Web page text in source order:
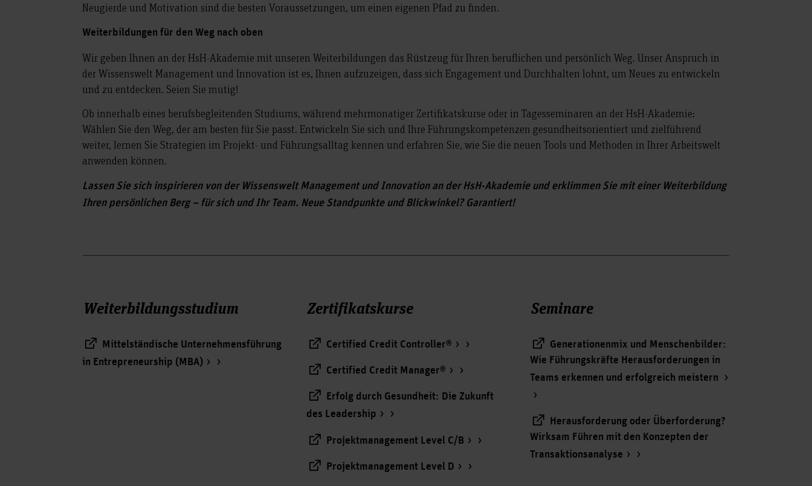
Neugierde und Motivation sind die besten Voraussetzungen, um einen eigenen Pfad zu finden.
Weiterbildungen für den Weg nach oben
Wir geben Ihnen an der HsH-Akademie mit unseren Weiterbildungen das Rüstzeug für Ihren beruflichen und persönlich Weg. Unser Anspruch in
der Wissenswelt Management und Innovation ist es, Ihnen aufzuzeigen, dass sich Engagement und Durchhalten lohnt, um Neues zu entwickeln
und zu entdecken. Seien Sie mutig!
Ob innerhalb eines berufsbegleitenden Studiums, während mehrmonatiger Zertifikatskurse oder in Tagesseminaren an der HsH-Akademie:
Wählen Sie den Weg, der am besten für Sie passt. Entwickeln Sie sich und Ihre Führungskompetenzen gesundheitsorientiert und zielführend
weiter, lernen Sie Strategien im Projekt- und Führungsalltag kennen und erfahren Sie, wie Sie die neuen Tools und Methoden in Ihrer Arbeitswelt
anwenden können.
Lassen Sie sich inspirieren von der Wissenswelt Management und Innovation an der HsH-Akademie und erklimmen Sie mit einer Weiterbildung
Ihren persönlichen Berg – für sich und Ihr Team. Neue Standpunkte und Blickwinkel? Garantiert!
Weiterbildungsstudium
Mittelständische Unternehmensführung
in Entrepreneurship (MBA)
Zertifikatskurse
Certified Credit Controller®
Certified Credit Manager®
Erfolg durch Gesundheit: Die Zukunft
des Leadership
Projektmanagement Level C/B
Projektmanagement Level D
Seminare
Generationenmix und Menschenbilder:
Wie Führungskräfte Herausforderungen in
Teams erkennen und erfolgreich meistern
Herausforderung oder Überforderung?
Wirksam Führen mit den Konzepten der
Transaktionsanalyse